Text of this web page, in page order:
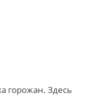
горожан. Здесь